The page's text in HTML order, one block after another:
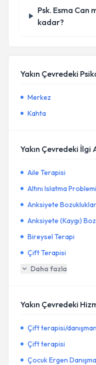
Psk. Esma Can
kadar?
Yakın Çevredeki
Merkez
Kahta
Yakın Çevredeki İlgi
Aile Terapisi
Altını Islatma Problemi
Anksiyete
Anksiyete (Kaygı)
Bireysel Terapi
Çift Terapisi
Daha fazla
Yakın Çevredeki
Çift terapisi/
Çift terapisi
Çocuk Ergen